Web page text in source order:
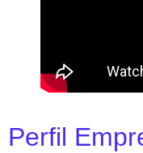
Perfil